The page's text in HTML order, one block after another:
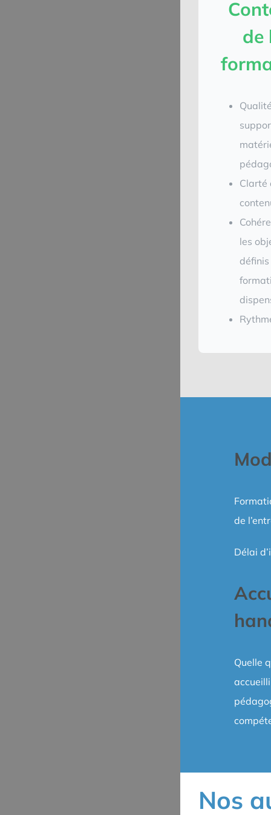
de
Clarté
les
de
Délai
Quelle
Nos